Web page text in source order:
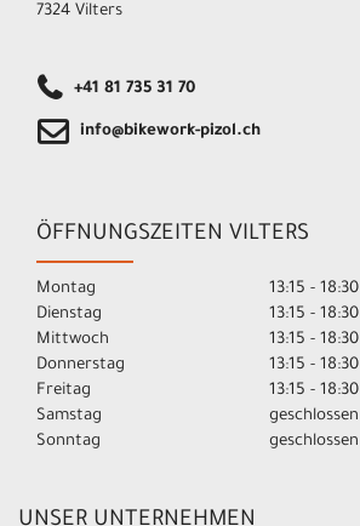
7324 Vilters
+41 81 735 31 70
info@bikework-pizol.ch
ÖFFNUNGSZEITEN VILTERS
Montag
13:15 - 18:30
Dienstag
13:15 - 18:30
Mittwoch
13:15 - 18:30
Donnerstag
13:15 - 18:30
Freitag
13:15 - 18:30
Samstag
geschlossen
Sonntag
geschlossen
UNSER UNTERNEHMEN